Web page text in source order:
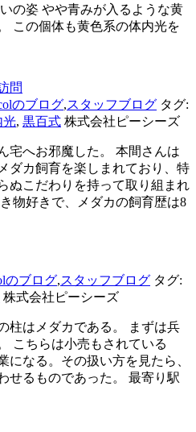
の姿 やや青みが入るような黄
この個体も黄色系の体内光を
問
のブログ,スタッフブログ タグ:
光, 黒百式 株式会社ピーシーズ
宅へお邪魔した。 本間さんは
ダカ飼育を楽しまれており、特
ぬこだわりを持って取り組まれ
物好きで、メダカの飼育歴は8
のブログ,スタッフブログ タグ:
株式会社ピーシーズ
柱はメダカである。 まずは兵
こちらは小売もされている
になる。その扱い方を見たら、
せるものであった。 最寄り駅